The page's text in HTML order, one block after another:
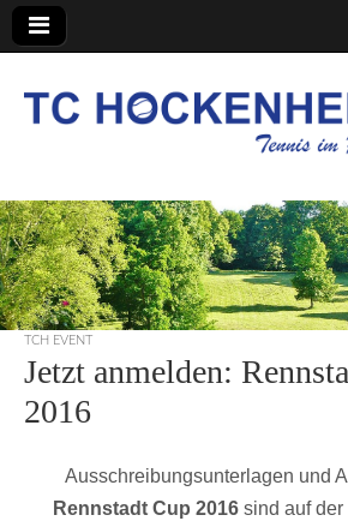
TC
TCH EVENT
Jetzt anmelden:
2016
Ausschreibungsunterlagen und
Rennstadt Cup 2016 sind auf